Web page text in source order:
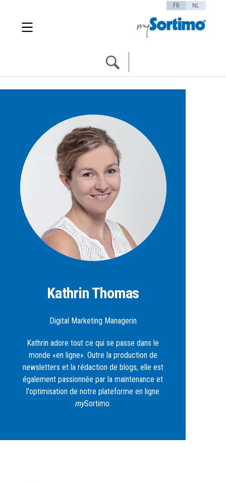
FR NL
Kathrin Thomas
Digital Marketing Managerin
Kathrin adore tout ce qui se passe dans le
monde «en ligne». Outre la production de
newsletters et la rédaction de blogs, elle est
également passionnée par la maintenance et
l'optimisation de notre plateforme en ligne
mySortimo.